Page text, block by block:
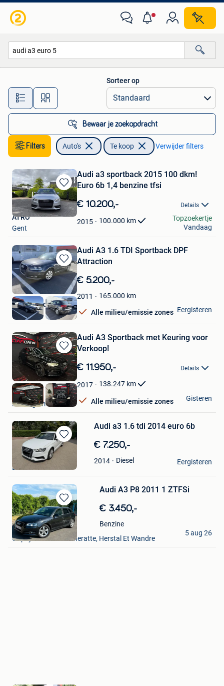
Alle afstanden…
Sorteer op
Bewaar je zoekopdracht
Filters Auto's Te koop Verwijder filters
Bewaren
in
Mijn
Favorieten
Audi a3 sportback 2015 100 dkm!
Euro 6b 1,4 benzine tfsi
€ 10.200,- Details
2015 100.000 km
ATRO
Gent
Topzoekertje
Vandaag
Bewaren
in
Favorieten
Audi A3 1.6 TDI Sportback DPF
Attraction
€ 5.200,-
2011 165.000 km
Alle milieu/emissie zones
Delta Motors
Kuurne
Eergisteren
Bewaren
in
Mijn
Favorieten
Audi A3 Sportback met Keuring voor
Verkoop!
€ 11.950,- Details
2017 138.247 km
Alle milieu/emissie zones
Eldarcars
Desselgem
Gisteren
Bewaren
in
Favorieten
Audi a3 1.6 tdi 2014 euro 6b
€ 7.250,-
2014 Diesel
Dijana
Deurne
Eergisteren
Bewaren
in
Mijn
Favorieten
Audi A3 P8 2011 1 ZTFSi
€ 3.450,-
Benzine
Mr'gold
Oupeye+Partie De Cheratte, Herstal Et Wandre
5 aug 26